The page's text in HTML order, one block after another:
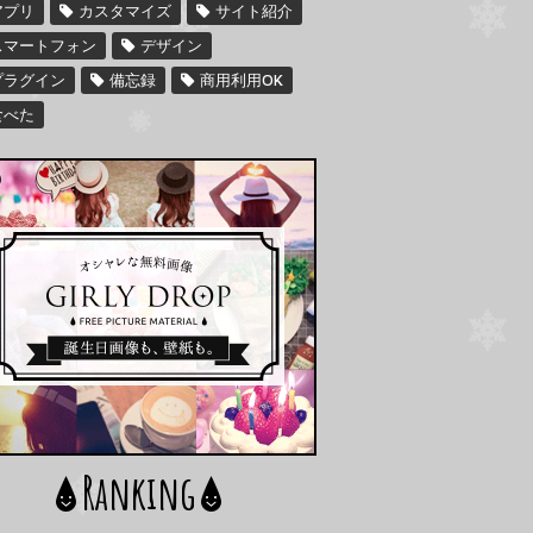
リ カスタマイズ
サイト紹介
マートフォン
デザイン
ラグイン
備忘録
商用利用OK
べた
Ranking